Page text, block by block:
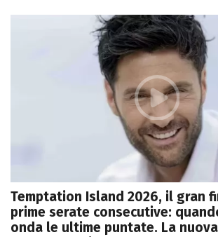
Temptation Island 2026, il gran
prime serate consecutive:
onda le ultime puntate. La nuova